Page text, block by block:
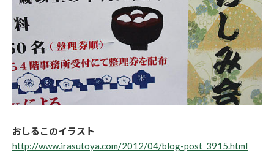
おしるこのイラスト
http://www.irasutoya.com/2012/04/blog-post_3915.html